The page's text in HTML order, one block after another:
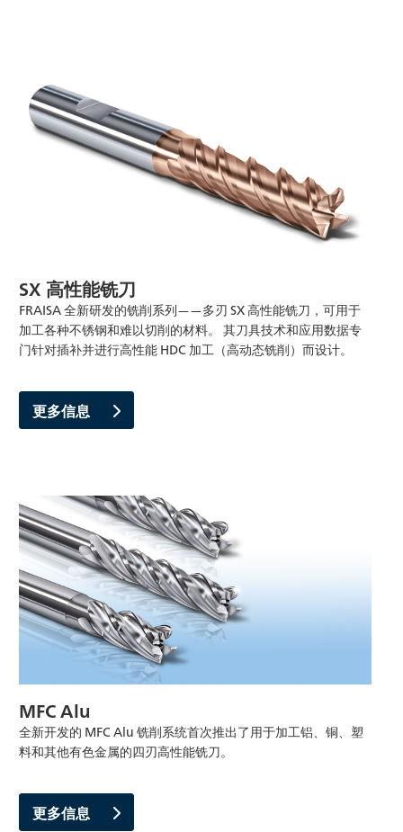
SX 高性能铣刀
FRAISA 全新研发的铣削系列——多刃 SX 高性能铣刀，可用于
加工各种不锈钢和难以切削的材料。 其刀具技术和应用数据专
门针对插补并进行高性能 HDC 加工（高动态铣削）而设计。
更多信息
MFC Alu
全新开发的 MFC Alu 铣削系统首次推出了用于加工铝、铜、塑
料和其他有色金属的四刃高性能铣刀。
更多信息